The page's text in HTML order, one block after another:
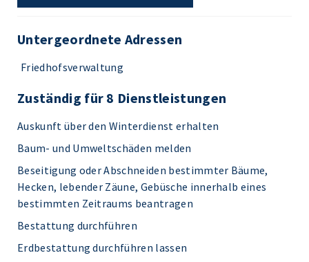
Untergeordnete Adressen
Friedhofsverwaltung
Zuständig für 8 Dienstleistungen
Auskunft über den Winterdienst erhalten
Baum- und Umweltschäden melden
Beseitigung oder Abschneiden bestimmter Bäume,
Hecken, lebender Zäune, Gebüsche innerhalb eines
bestimmten Zeitraums beantragen
Bestattung durchführen
Erdbestattung durchführen lassen